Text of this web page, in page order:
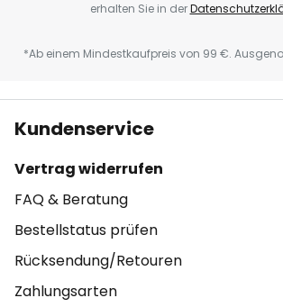
erhalten Sie in der
*Ab einem Mindestkaufpreis von 99 €.
Kundenservice
Vertrag widerrufen
FAQ & Beratung
Bestellstatus prüfen
Rücksendung/Retouren
Zahlungsarten